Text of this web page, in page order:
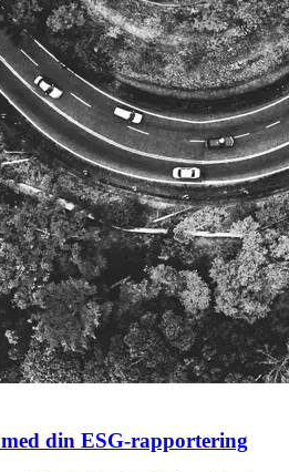
din ESG-rapportering